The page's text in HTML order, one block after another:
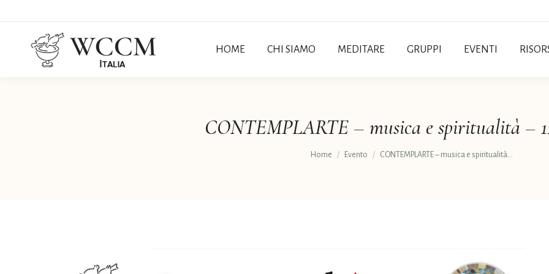
HOME CHI SIAMO MEDITARE GRUPPI EVENTI
CONTEMPLARTE – musica e spiritualità –
Tu sei qui:
Home Evento CONTEMPLARTE – musica e spiritualità…